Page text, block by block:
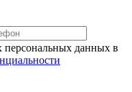
персональных данных в